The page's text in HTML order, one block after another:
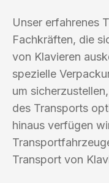
Unser erfahrenes
Fachkräften, die
von Klavieren
spezielle
um
des Transports
hinaus verfügen
Transport von